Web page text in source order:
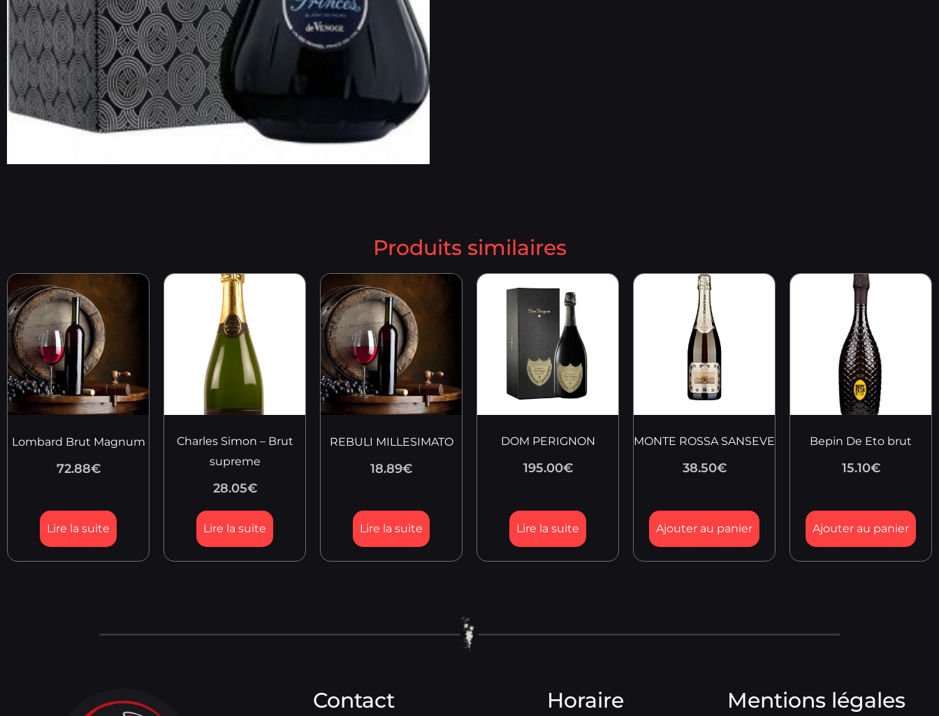
Produits similaires
Lombard Brut Magnum
72.88€
Lire la suite
Charles Simon – Brut
supreme
28.05€
Lire la suite
REBULI MILLESIMATO
18.89€
Lire la suite
DOM PERIGNON
195.00€
Lire la suite
MONTE ROSSA SANSEVE
38.50€
Ajouter au panier
Bepin De Eto brut
15.10€
Ajouter au panier
Contact Horaire Mentions légales